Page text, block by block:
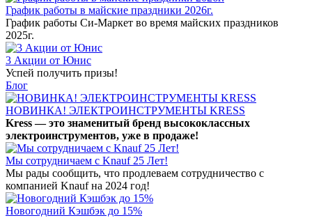
График работы в майские праздники 2026г.
График работы Си-Маркет во время майских праздников
2025г.
3 Акции от Юнис
Успей получить призы!
Блог
НОВИНКА! ЭЛЕКТРОИНСТРУМЕНТЫ KRESS
Kress — это знаменитый бренд высококлассных
электроинструментов, уже в продаже!
Мы сотрудничаем с Knauf 25 Лет!
Мы рады сообщить, что продлеваем сотрудничество с
компанией Knauf на 2024 год!
Новогодний Кэшбэк до 15%